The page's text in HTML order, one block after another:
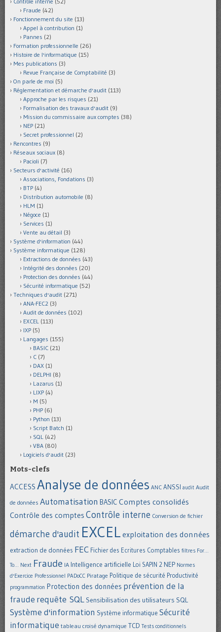
Fraude (42)
Fonctionnement du site (13)
Appel à contribution (1)
Pannes (2)
Formation professionnelle (26)
Histoire de l'informatique (15)
Mes publications (3)
Revue Française de Comptabilité (3)
On parle de moi (5)
Réglementation et démarche d'audit (113)
Approche par les risques (21)
Formalisation des travaux d'audit (9)
Mission du commissaire aux comptes (38)
NEP (21)
Secret professionnel (2)
Rencontres (9)
Réseaux sociaux (8)
Pacioli (7)
Secteurs d'activité (16)
Associations, Fondations (3)
BTP (4)
Distribution automobile (8)
HLM (1)
Négoce (1)
Services (1)
Vente au détail (3)
Système d'information (44)
Système informatique (128)
Extractions de données (43)
Intégrité des données (20)
Protection des données (44)
Sécurité informatique (52)
Techniques d'audit (271)
ANA-FEC2 (3)
Audit de données (102)
EXCEL (113)
IXP (5)
Langages (155)
BASIC (21)
C (7)
DAX (1)
DELPHI (8)
Lazarus (1)
LIXP (4)
M (5)
PHP (6)
Python (13)
Script Batch (1)
SQL (42)
VBA (80)
Logiciels d'audit (23)
Mots-clefs
ACCESS Analyse de données ANC ANSSI audit Audit
de données Automatisation BASIC Comptes consolidés
Contrôle des comptes Contrôle interne Conversion de fichier
démarche d'audit EXCEL exploitation des données
extraction de données FEC Fichier des Ecritures Comptables filtres For...
To... Next Fraude IA Intelligence artificielle Loi SAPIN 2 NEP Normes
d'Exercice Professionnel PADoCC Piratage Politique de sécurité Productivité
programmation Protection des données prévention de la
fraude requête SQL Sensibilisation des utilisateurs SQL
Système d'information Système informatique Sécurité
informatique tableau croisé dynamique TCD Tests conditionnels